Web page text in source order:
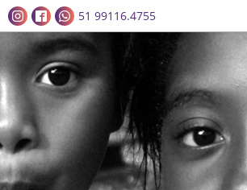
51 99116.4755